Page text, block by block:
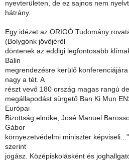
nyevterületen, de ez sajnos nem
hátrány.
Egy idézet az ORIGÓ Tudomány
(Bolygónk jövőjéről
döntenek az eddigi legfontosabb
Balin
megrendezésre kerülő
nagy a tét. A
részt vevő 180 ország magas rangú
megállapodást sürgető Ban Ki Mun
Európai
Bizottság elnöke, José Manuel
Gábor
környezetvédelmi miniszter
szerint
jogász. Középiskolásként és